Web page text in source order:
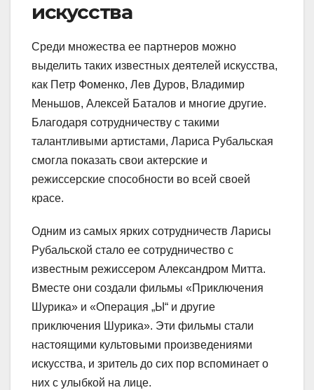
искусства
Среди множества ее партнеров можно
выделить таких известных деятелей искусства,
как Петр Фоменко, Лев Дуров, Владимир
Меньшов, Алексей Баталов и многие другие.
Благодаря сотрудничеству с такими
талантливыми артистами, Лариса Рубальская
смогла показать свои актерские и
режиссерские способности во всей своей
красе.
Одним из самых ярких сотрудничеств Ларисы
Рубальской стало ее сотрудничество с
известным режиссером Александром Митта.
Вместе они создали фильмы «Приключения
Шурика» и «Операция „Ы“ и другие
приключения Шурика». Эти фильмы стали
настоящими культовыми произведениями
искусства, и зритель до сих пор вспоминает о
них с улыбкой на лице.